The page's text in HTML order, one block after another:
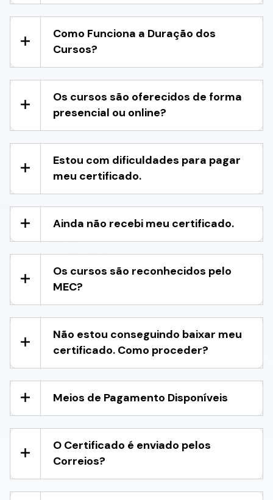
Como Funciona a Duração dos
Cursos?
Os cursos são oferecidos de forma
presencial ou online?
Estou com dificuldades para pagar
meu certificado.
Ainda não recebi meu certificado.
Os cursos são reconhecidos pelo
MEC?
Não estou conseguindo baixar meu
certificado. Como proceder?
Meios de Pagamento Disponíveis
O Certificado é enviado pelos
Correios?